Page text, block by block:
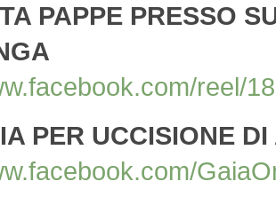
PAPPE PRESSO
reel/
PER UCCISIONE